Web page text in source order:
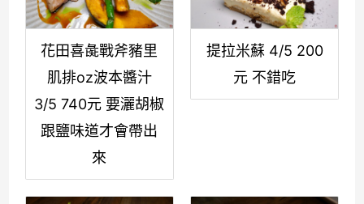
花田喜彘戰斧豬里
肌排oz波本醬汁
3/5 740元 要灑胡椒
跟鹽味道才會帶出
來
提拉米蘇 4/5 200
元 不錯吃